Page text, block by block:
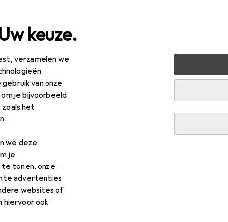
keuze.
verzamelen we
van onze
je bijvoorbeeld
zoals het
we deze
je
te tonen, onze
advertenties
websites of
hiervoor ook